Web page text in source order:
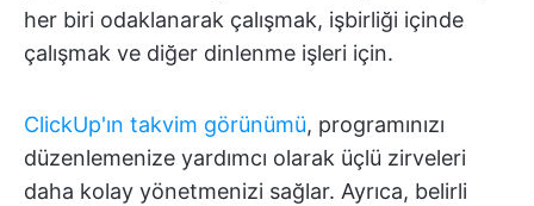
her biri odaklanarak çalışmak, işbirliği içinde
çalışmak ve diğer dinlenme işleri için.
ClickUp'ın takvim görünümü, programınızı
düzenlemenize yardımcı olarak üçlü zirveleri
daha kolay yönetmenizi sağlar. Ayrıca, belirli